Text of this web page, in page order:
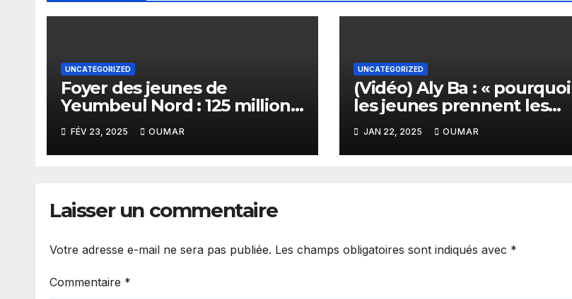
UNCATEGORIZED
Foyer des jeunes de
Yeumbeul Nord : 125 millions
FCFA pour un bâtiment de
plus de 40 ans
FÉV 23, 2025 OUMAR
UNCATEGORIZED
(Vidéo) Aly Ba : « pourquoi
les jeunes prennent les
pirogues pour se rendre en
Europe »
JAN 22, 2025 OUMAR
Laisser un commentaire
Votre adresse e-mail ne sera pas publiée. Les champs obligatoires sont indiqués avec *
Commentaire *